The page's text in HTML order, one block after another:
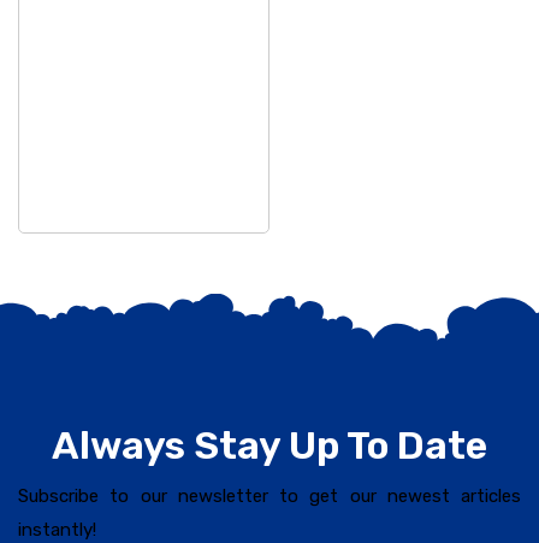
Always Stay Up To Date
Subscribe to our newsletter to get our newest articles
instantly!